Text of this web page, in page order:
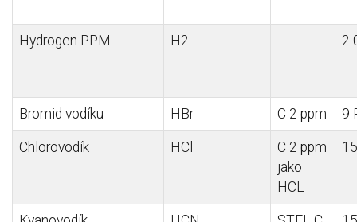
Hydrogen PPM H2 - 2
Bromid vodíku HBr C 2 ppm 9
Chlorovodík HCl
C 2 ppm
jako
HCL